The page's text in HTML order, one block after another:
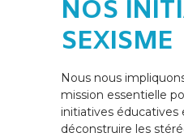
NOS
SEXISME
Nous nous
mission essentielle
initiatives éducatives
déconstruire les